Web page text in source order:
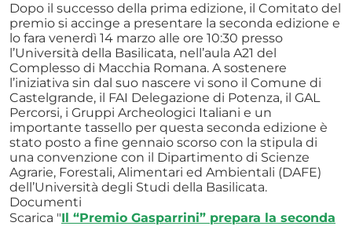
Dopo il successo della prima edizione, il Comitato del
premio si accinge a presentare la seconda edizione e
lo fara venerdì 14 marzo alle ore 10:30 presso
l’Università della Basilicata, nell’aula A21 del
Complesso di Macchia Romana. A sostenere
l’iniziativa sin dal suo nascere vi sono il Comune di
Castelgrande, il FAI Delegazione di Potenza, il GAL
Percorsi, i Gruppi Archeologici Italiani e un
importante tassello per questa seconda edizione è
stato posto a fine gennaio scorso con la stipula di
una convenzione con il Dipartimento di Scienze
Agrarie, Forestali, Alimentari ed Ambientali (DAFE)
dell’Università degli Studi della Basilicata.
Documenti
Scarica "Il “Premio Gasparrini” prepara la seconda